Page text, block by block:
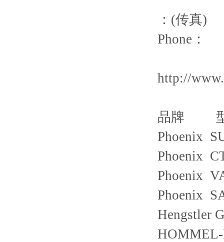
：(传真)
Phone：
http://
品牌
Phoenix
Phoenix
Phoenix
Phoenix
Hengstler